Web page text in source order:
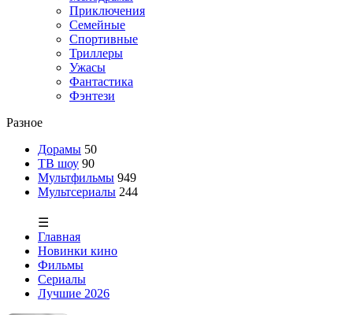
Приключения
Семейные
Спортивные
Триллеры
Ужасы
Фантастика
Фэнтези
Разное
Дорамы 50
ТВ шоу 90
Мультфильмы 949
Мультсериалы 244
☰
Главная
Новинки кино
Фильмы
Сериалы
Лучшие 2026